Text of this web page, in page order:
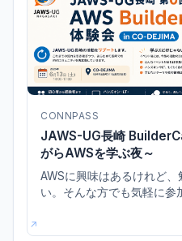
CONNPASS
JAWS-UG長崎
がらAWSを学ぶ夜～
AWSに興味はあるけれど
い。そんな方でも気軽に参